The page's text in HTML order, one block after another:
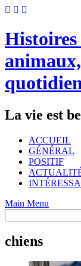
Skip
content
Histoires
La vie est
ACCUEIL
GÉNÉRAL
POSITIF
Main Menu
chiens